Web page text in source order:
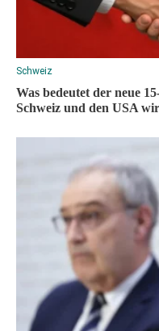
Schweiz
Was bedeutet der neue
Schweiz und den USA